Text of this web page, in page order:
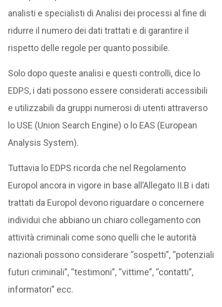
analisti e specialisti di Analisi dei processi al fine di
ridurre il numero dei dati trattati e di garantire il
rispetto delle regole per quanto possibile.
Solo dopo queste analisi e questi controlli, dice lo
EDPS, i dati possono essere considerati accessibili
e utilizzabili da gruppi numerosi di utenti attraverso
lo USE (Union Search Engine) o lo EAS (European
Analysis System).
Tuttavia lo EDPS ricorda che nel Regolamento
Europol ancora in vigore in base all’Allegato II.B i dati
trattati da Europol devono riguardare o concernere
individui che abbiano un chiaro collegamento con
attività criminali come sono quelli che le autorità
nazionali possono considerare “sospetti”, “potenziali
futuri criminali”, “testimoni”, “vittime”, “contatti”,
informatori” ecc.